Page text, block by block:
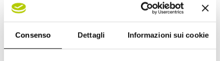
Consenso Dettagli Informazioni sui cookie
Tre le caratteristiche di sostenibilità più
ricercare:
lamancanza di overpacking(58%),
latotale riciclabilità
(56%),
laridotta quantità di plastica(47%).